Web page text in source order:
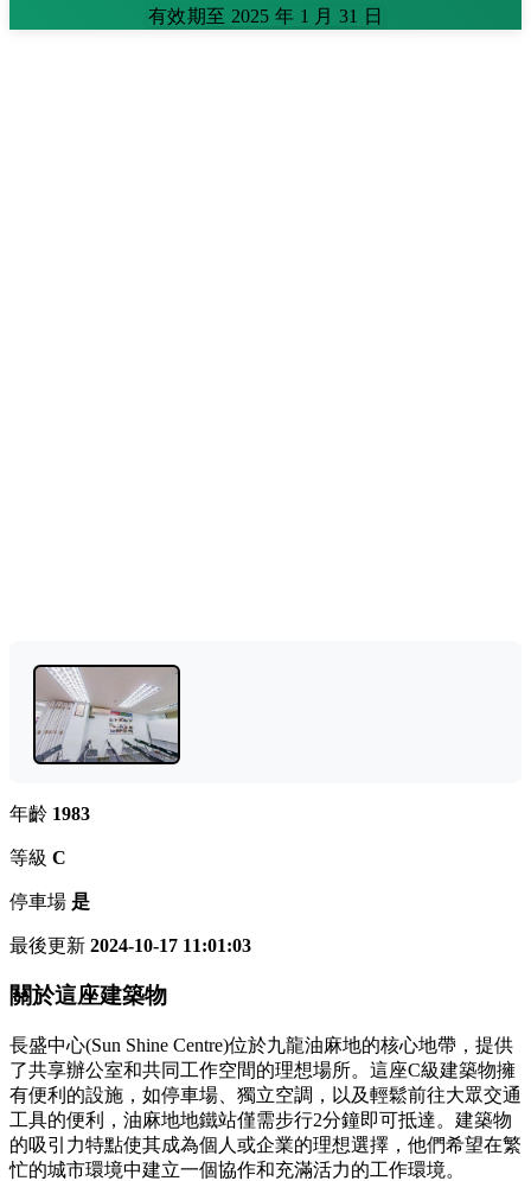
有效期至 2025 年 1 月 31 日
年齡 1983
等級 C
停車場 是
最後更新 2024-10-17 11:01:03
關於這座建築物
長盛中心(Sun Shine Centre)位於九龍油麻地的核心地帶，提供
了共享辦公室和共同工作空間的理想場所。這座C級建築物擁
有便利的設施，如停車場、獨立空調，以及輕鬆前往大眾交通
工具的便利，油麻地地鐵站僅需步行2分鐘即可抵達。建築物
的吸引力特點使其成為個人或企業的理想選擇，他們希望在繁
忙的城市環境中建立一個協作和充滿活力的工作環境。